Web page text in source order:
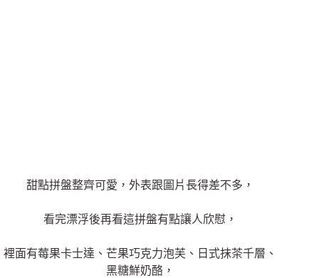
甜點拼盤整齊可愛，外表跟圖片長得差不多，
看完漂浮後再看這拼盤有點讓人欣慰，
裡面有莓果卡士達、芒果巧克力泡芙、日式抹茶千層、
黑糖鮮奶酪，